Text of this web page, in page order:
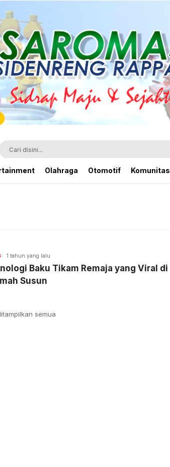
Olahraga Otomotif Komunitas
1 tahun yang lalu
Baku Tikam Remaja yang Viral di
Susun
semua